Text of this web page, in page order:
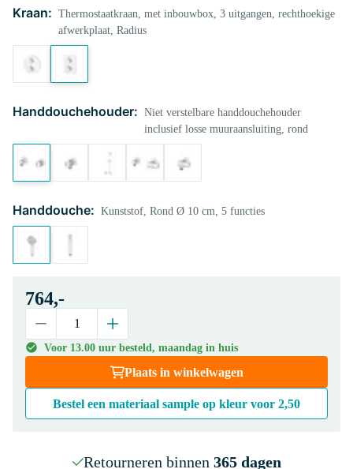
Kraan: Thermostaatkraan, met inbouwbox, 3 uitgangen, rechthoekige
afwerkplaat, Radius
Handdouchehouder: Niet verstelbare handdouchehouder
inclusief losse muuraansluiting, rond
Handdouche: Kunststof, Rond Ø 10 cm, 5 functies
764,-
Voor 13.00 uur besteld, maandag in huis
Plaats in winkelwagen
Bestel een materiaal sample op kleur voor 2,50
Retourneren binnen 365 dagen